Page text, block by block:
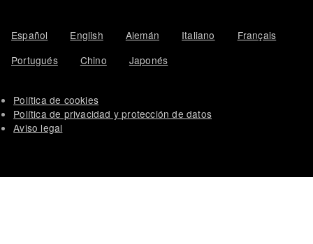
Español English Alemán Italiano
Français
Portugués
Chino Japonés
Política de cookies
Política de privacidad y protección de datos
Aviso legal